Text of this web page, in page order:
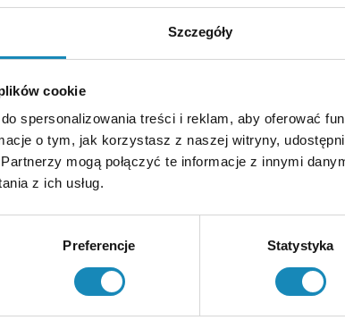
Szczegóły
cookie
spersonalizowania treści i reklam, aby oferować
o tym, jak korzystasz z naszej witryny,
mogą połączyć te informacje z innymi
z ich usług.
Preferencje Statystyka
terminy wiz i zezwoleń na pracę groziły opóźnieniem
pracowników, skompletowałam dokumentację i
uniknął ryzyka kar i przestojów wynikających z
zapisy w projekcie umowy, który dostali do podpisu,
i wynegocjowałam warunki odpowiedzialności